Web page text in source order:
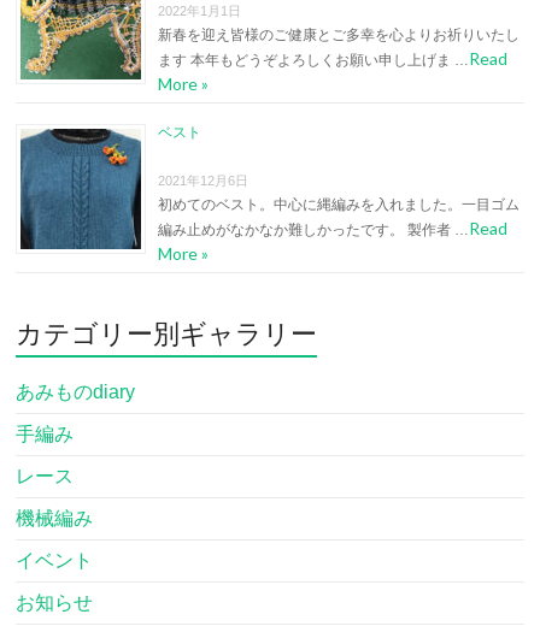
2022年1月1日
新春を迎え皆様のご健康とご多幸を心よりお祈りいたし
ます 本年もどうぞよろしくお願い申し上げま … Read
More »
ベスト
2021年12月6日
初めてのベスト。中心に縄編みを入れました。一目ゴム
編み止めがなかなか難しかったです。 製作者 … Read
More »
カテゴリー別ギャラリー
あみものdiary
手編み
レース
機械編み
イベント
お知らせ